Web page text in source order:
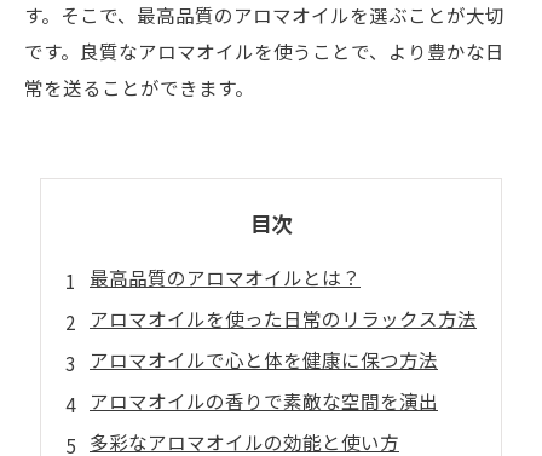
す。そこで、最高品質のアロマオイルを選ぶことが大切
です。良質なアロマオイルを使うことで、より豊かな日
常を送ることができます。
目次
最高品質のアロマオイルとは？
アロマオイルを使った日常のリラックス方法
アロマオイルで心と体を健康に保つ方法
アロマオイルの香りで素敵な空間を演出
多彩なアロマオイルの効能と使い方